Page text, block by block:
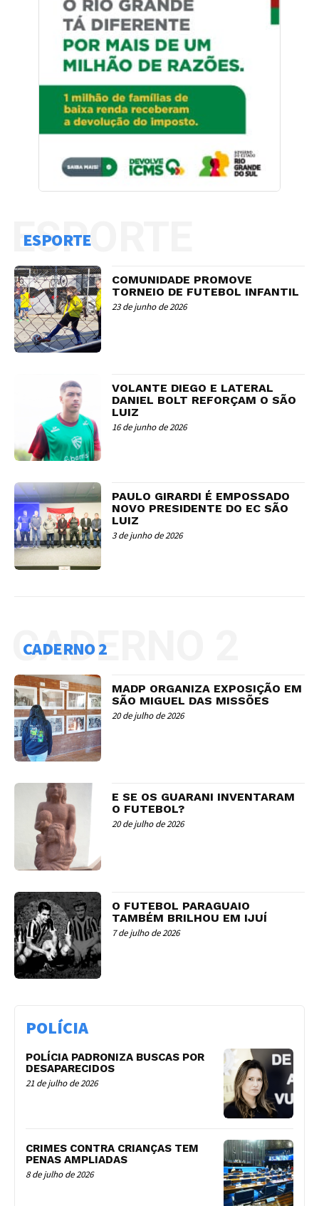
ESPORTE
ESPORTE
COMUNIDADE PROMOVE
TORNEIO DE FUTEBOL INFANTIL
23 de junho de 2026
VOLANTE DIEGO E LATERAL
DANIEL BOLT REFORÇAM O SÃO
LUIZ
16 de junho de 2026
PAULO GIRARDI É EMPOSSADO
NOVO PRESIDENTE DO EC SÃO
LUIZ
3 de junho de 2026
CADERNO 2
CADERNO 2
MADP ORGANIZA EXPOSIÇÃO EM
SÃO MIGUEL DAS MISSÕES
20 de julho de 2026
E SE OS GUARANI INVENTARAM
O FUTEBOL?
20 de julho de 2026
O FUTEBOL PARAGUAIO
TAMBÉM BRILHOU EM IJUÍ
7 de julho de 2026
POLÍCIA
POLÍCIA PADRONIZA BUSCAS POR
DESAPARECIDOS
21 de julho de 2026
CRIMES CONTRA CRIANÇAS TEM
PENAS AMPLIADAS
8 de julho de 2026